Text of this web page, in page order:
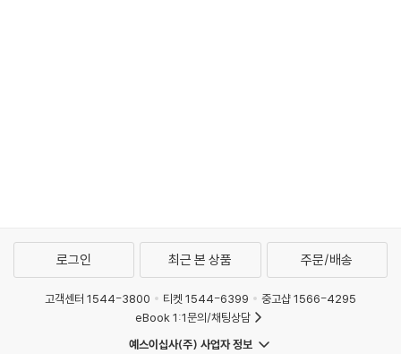
로그인 최근 본 상품 주문/배송
고객센터 1544-3800 티켓 1544-6399
중고샵 1566-4295
eBook 1:1문의/채팅상담
예스이십사(주) 사업자 정보